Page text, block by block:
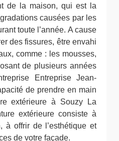
de la maison, qui est la
causées par les
toute l’année. A cause
des fissures, être envahi
comme : les mousses,
de plusieurs années
Entreprise Jean-
de prendre en main
extérieure à Souzy La
extérieure consiste à
à offrir de l’esthétique et
de votre façade.